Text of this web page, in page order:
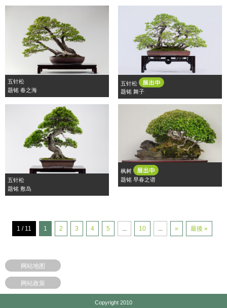
五针松
题铭 春之海
五针松
题铭 舞子
五针松
题铭 敷岛
枫树
题铭 早春之谱
1 / 11 1 2 3 4 5 10 » 最後 »
网站地图
网站政策
Copyright 2010